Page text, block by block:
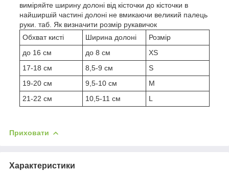
виміряйте ширину долоні від кісточки до кісточки в
найширшій частині долоні не вмикаючи великий палець
руки. таб. Як визначити розмір рукавичок
Обхват кисті
Ширина долоні
Розмір
до 16 см
до 8 см
XS
17-18 см
8,5-9 см
S
19-20 см
9,5-10 см
M
21-22 см
10,5-11 см L
Приховати
Характеристики